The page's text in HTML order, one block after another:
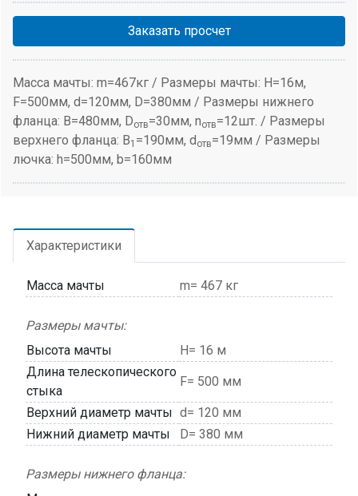
Заказать просчет
Масса мачты: m=467кг / Размеры мачты: H=16м,
F=500мм, d=120мм, D=380мм / Размеры нижнего
фланца: B=480мм, Dотв=30мм, nотв=12шт. / Размеры
верхнего фланца: B1 =190мм, dотв=19мм / Размеры
лючка: h=500мм, b=160мм
Характеристики
Масса мачты m= 467 кг
Размеры мачты:
Высота мачты
H= 16 м
Длина телескопического
стыка
F= 500 мм
Верхний диаметр мачты d= 120 мм
Нижний диаметр мачты
D= 380 мм
Размеры нижнего фланца: